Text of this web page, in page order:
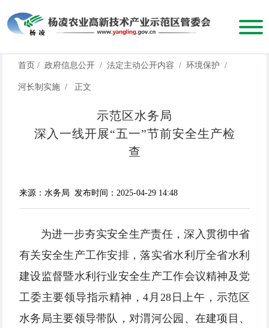
首页 / 政府信息公开 / 法定主动公开内容 / 环境保护 /
河长制实施 / 正文
示范区水务局
深入一线开展“五一”节前安全生产检
查
来源：水务局 发布时间：2025-04-29 14:48
为进一步夯实安全生产责任，深入贯彻中省
有关安全生产工作安排，落实省水利厅全省水利
建设监督暨水利行业安全生产工作会议精神及党
工委主要领导指示精神，4月28日上午，示范区
水务局主要领导带队，对渭河公园、在建项目、